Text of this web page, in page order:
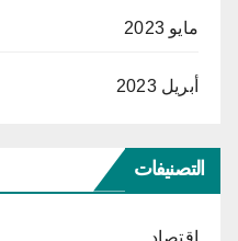
مايو 2023
أبريل 2023
التصنيفات
اقتصاد